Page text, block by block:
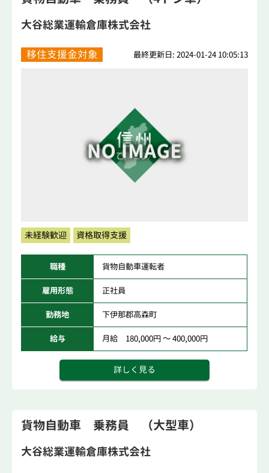
大谷総業運輸倉庫株式会社
移住支援金対象 最終更新日: 2024-01-24 10:05:13
未経験歓迎 資格取得支援
職種 貨物自動車運転者
雇用形態 正社員
勤務地 下伊那郡高森町
給与 月給 180,000円 ～ 400,000円
詳しく見る
貨物自動車 乗務員 （大型車）
大谷総業運輸倉庫株式会社